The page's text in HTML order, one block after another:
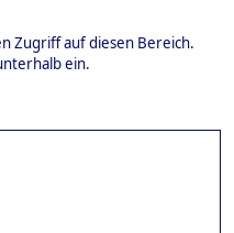
Zugriff auf diesen Bereich.
ein.